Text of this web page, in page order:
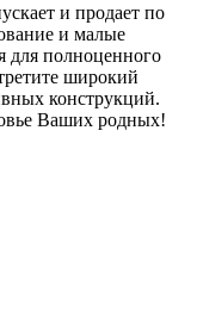
и продает по
и малые
для полноценного
широкий
конструкций.
Ваших родных!